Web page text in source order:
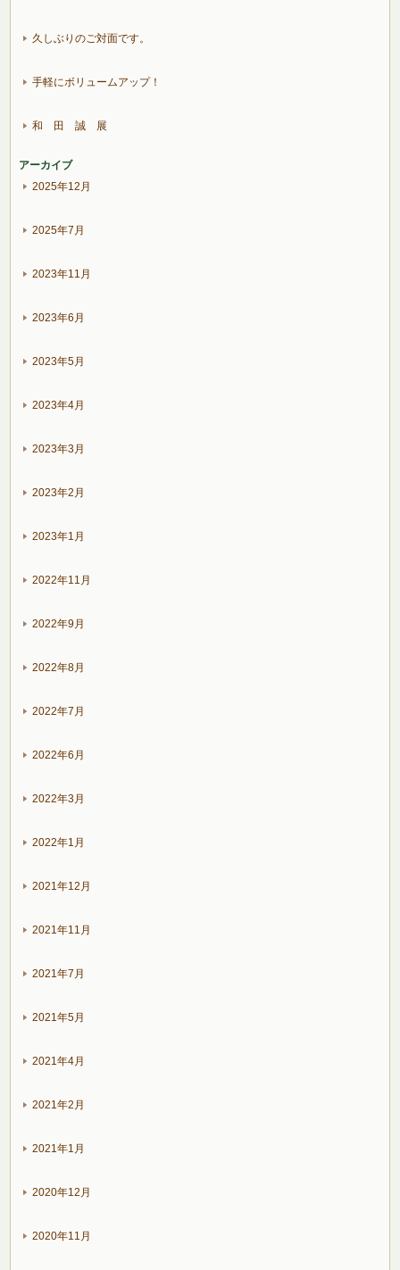
久しぶりのご対面です。
手軽にボリュームアップ！
和 田 誠 展
アーカイブ
2025年12月
2025年7月
2023年11月
2023年6月
2023年5月
2023年4月
2023年3月
2023年2月
2023年1月
2022年11月
2022年9月
2022年8月
2022年7月
2022年6月
2022年3月
2022年1月
2021年12月
2021年11月
2021年7月
2021年5月
2021年4月
2021年2月
2021年1月
2020年12月
2020年11月